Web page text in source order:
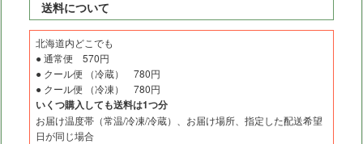
送料について
北海道内どこでも
● 通常便 570円
● クール便 （冷蔵） 780円
● クール便 （冷凍） 780円
いくつ購入しても送料は1つ分
お届け温度帯（常温/冷凍/冷蔵）、お届け場所、指定した配送希望
日が同じ場合